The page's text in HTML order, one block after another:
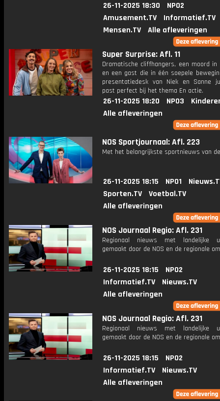
26-11-2025 18:30
NPO2
Amusement.TV
Informatief.TV
Mensen.TV
Alle afleveringen
Super Surprise: Afl. 11
Dramatische cliffhangers, een moord
en een gast die in één soepele
presentatiedesk van Niek en Sanne
past perfect bij het thema En actie.
26-11-2025 18:20 NPO3
Alle afleveringen
NOS Sportjournaal: Afl. 223
Met het belangrijkste sportnieuws van
26-11-2025 18:15 NPO1
Sporten.TV
Voetbal.TV
Alle afleveringen
NOS Journaal Regio: Afl. 231
Regionaal nieuws met landelijke
gemaakt door de NOS en de regionale
26-11-2025 18:15
NPO2
Informatief.TV
Nieuws.TV
Alle afleveringen
NOS Journaal Regio: Afl. 231
Regionaal nieuws met landelijke
gemaakt door de NOS en de regionale
26-11-2025 18:15
NPO2
Informatief.TV
Nieuws.TV
Alle afleveringen